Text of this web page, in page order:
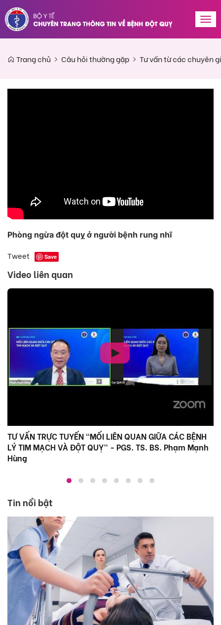
Trang chủ Câu hỏi thường gặp Tư vấn từ các chuyên
Phòng ngừa đột quỵ ở người bệnh rung nhĩ
Tweet Save
Video liên quan
TƯ VẤN TRỰC TUYẾN “MỐI LIÊN QUAN GIỮA CÁC BỆNH
LÝ TIM MẠCH VÀ ĐỘT QUỴ” - PGS. TS. BS. Phạm Mạnh
Hùng
Tin nổi bật